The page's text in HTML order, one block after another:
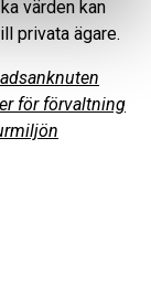
värden kan
privata ägare.
för förvaltning